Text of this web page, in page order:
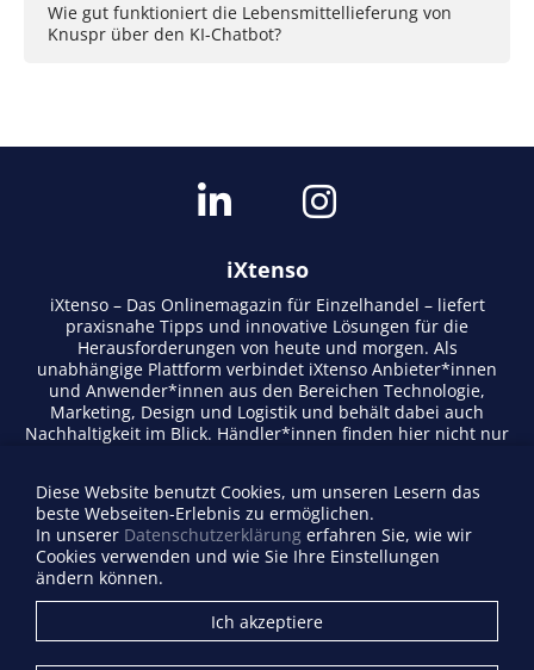
Wie gut funktioniert die Lebensmittellieferung von
Knuspr über den KI-Chatbot?
iXtenso
iXtenso – Das Onlinemagazin für Einzelhandel – liefert
praxisnahe Tipps und innovative Lösungen für die
Herausforderungen von heute und morgen. Als
unabhängige Plattform verbindet iXtenso Anbieter*innen
und Anwender*innen aus den Bereichen Technologie,
Marketing, Design und Logistik und behält dabei auch
Nachhaltigkeit im Blick. Händler*innen finden hier nicht nur
lebendigen Schreibstil und relevantem Content fördert das
Magazin den Austausch innerhalb der Retail-Community.
Ob digitale Trends oder praktische Alltagstipps – iXtenso
macht Wissen für den Handel zugänglich.
Firma eintragen
Diese Website benutzt Cookies, um unseren Lesern das
beste Webseiten-Erlebnis zu ermöglichen.
In unserer Datenschutzerklärung erfahren Sie, wie wir
Cookies verwenden und wie Sie Ihre Einstellungen
ändern können.
Ich akzeptiere